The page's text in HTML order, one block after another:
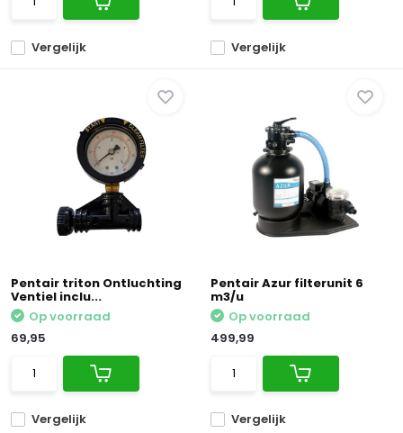
Vergelijk Vergelijk
Pentair triton Ontluchting
Ventiel inclu...
Vergelijk
Op voorraad
69,95
Pentair Azur filterunit 6
m3/u
Vergelijk
Op voorraad
499,99